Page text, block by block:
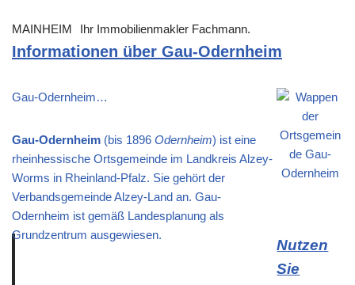
MAINHEIM Ihr Immobilienmakler Fachmann.
Informationen über Gau-Odernheim
Gau-Odernheim…
Gau-Odernheim (bis 1896 Odernheim) ist eine
rheinhessische Ortsgemeinde im Landkreis Alzey-
Worms in Rheinland-Pfalz. Sie gehört der
Verbandsgemeinde Alzey-Land an. Gau-
Odernheim ist gemäß Landesplanung als
Grundzentrum ausgewiesen.
Nutzen
Sie